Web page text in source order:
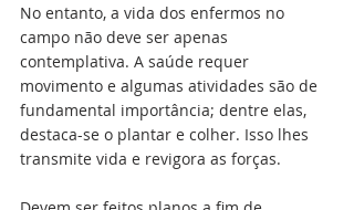
No entanto, a vida dos enfermos no
campo não deve ser apenas
contemplativa. A saúde requer
movimento e algumas atividades são de
fundamental importância; dentre elas,
destaca-se o plantar e colher. Isso lhes
transmite vida e revigora as forças.